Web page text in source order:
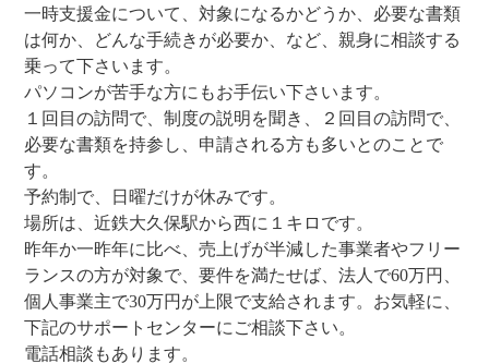
一時支援金について、対象になるかどうか、必要な書類
は何か、どんな手続きが必要か、など、親身に相談する
乗って下さいます。
パソコンが苦手な方にもお手伝い下さいます。
１回目の訪問で、制度の説明を聞き、２回目の訪問で、
必要な書類を持参し、申請される方も多いとのことで
す。
予約制で、日曜だけが休みです。
場所は、近鉄大久保駅から西に１キロです。
昨年か一昨年に比べ、売上げが半減した事業者やフリー
ランスの方が対象で、要件を満たせば、法人で60万円、
個人事業主で30万円が上限で支給されます。お気軽に、
下記のサポートセンターにご相談下さい。
電話相談もあります。